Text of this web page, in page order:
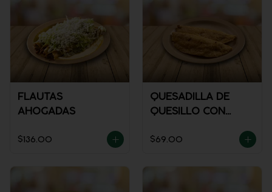
FLAUTAS
AHOGADAS
$136.00
QUESADILLA DE
QUESILLO CON
$69.00